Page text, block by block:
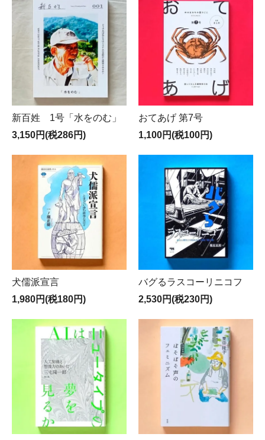
新百姓 1号「水をのむ」
3,150円(税286円)
おてあげ 第7号
1,100円(税100円)
犬儒派宣言
1,980円(税180円)
バグるラスコーリニコフ
2,530円(税230円)